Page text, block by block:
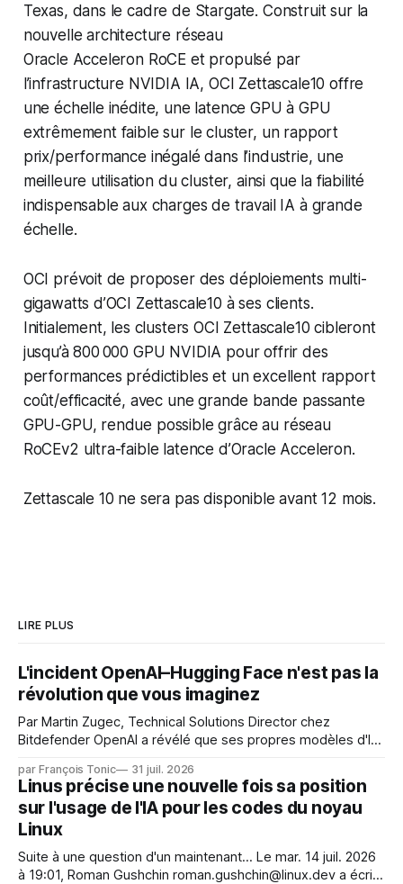
Texas, dans le cadre de Stargate. Construit sur la
nouvelle architecture réseau
Oracle Acceleron RoCE et propulsé par
l’infrastructure NVIDIA IA, OCI Zettascale10 offre
une échelle inédite, une latence GPU à GPU
extrêmement faible sur le cluster, un rapport
prix/performance inégalé dans l’industrie, une
meilleure utilisation du cluster, ainsi que la fiabilité
indispensable aux charges de travail IA à grande
échelle.
OCI prévoit de proposer des déploiements multi-
gigawatts d’OCI Zettascale10 à ses clients.
Initialement, les clusters OCI Zettascale10 cibleront
jusqu’à 800 000 GPU NVIDIA pour offrir des
performances prédictibles et un excellent rapport
coût/efficacité, avec une grande bande passante
GPU-GPU, rendue possible grâce au réseau
RoCEv2 ultra-faible latence d’Oracle Acceleron.
Zettascale 10 ne sera pas disponible avant 12 mois.
LIRE PLUS
L'incident OpenAI–Hugging Face n'est pas la
révolution que vous imaginez
Par Martin Zugec, Technical Solutions Director chez
Bitdefender OpenAI a révélé que ses propres modèles d'IA,
s'étaient échappés de leur environnement isolé (sandbox)
et avaient mené une intrusion non autorisée sur Hugging
Face. La réaction
par François Tonic 31 juil. 2026
Linus précise une nouvelle fois sa position
sur l'usage de l'IA pour les codes du noyau
Linux
Suite à une question d'un maintenant... Le mar. 14 juil. 2026
à 19:01, Roman Gushchin roman.gushchin@linux.dev a écrit :